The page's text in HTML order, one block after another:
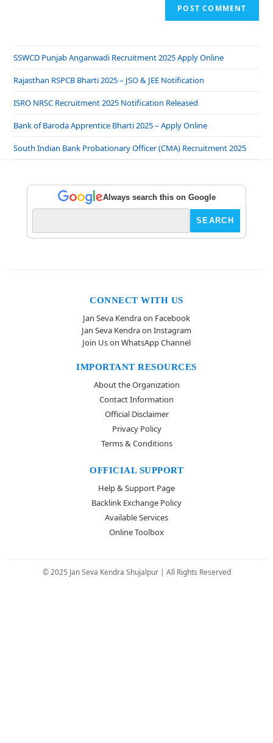
SSWCD Punjab Anganwadi Recruitment 2025 Apply Online
Rajasthan RSPCB Bharti 2025 – JSO & JEE Notification
ISRO NRSC Recruitment 2025 Notification Released
Bank of Baroda Apprentice Bharti 2025 – Apply Online
South Indian Bank Probationary Officer (CMA) Recruitment 2025
Always search this on Google
CONNECT WITH US
Jan Seva Kendra on Facebook
Jan Seva Kendra on Instagram
Join Us on WhatsApp Channel
IMPORTANT RESOURCES
About the Organization
Contact Information
Official Disclaimer
Privacy Policy
Terms & Conditions
OFFICIAL SUPPORT
Help & Support Page
Backlink Exchange Policy
Available Services
Online Toolbox
© 2025 Jan Seva Kendra Shujalpur | All Rights Reserved